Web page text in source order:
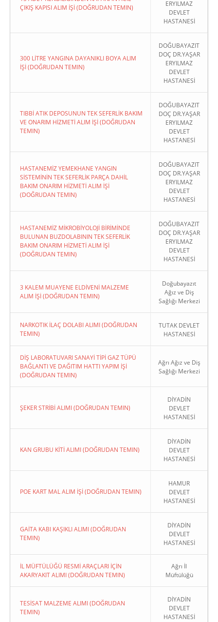
ÇIKIŞ KAPISI ALIM İŞİ (DOĞRUDAN TEMIN)
ERYILMAZ
DEVLET
HASTANESİ
300 LİTRE YANGINA DAYANIKLI BOYA ALIM
İŞİ (DOĞRUDAN TEMIN)
DOĞUBAYAZIT
DOÇ DR.YAŞAR
ERYILMAZ
DEVLET
HASTANESİ
TIBBİ ATIK DEPOSUNUN TEK SEFERLİK BAKIM
VE ONARIM HİZMETİ ALIM İŞİ (DOĞRUDAN
TEMIN)
DOĞUBAYAZIT
DOÇ DR.YAŞAR
ERYILMAZ
DEVLET
HASTANESİ
HASTANEMİZ YEMEKHANE YANGIN
SİSTEMİNİN TEK SEFERLİK PARÇA DAHİL
BAKIM ONARIM HİZMETİ ALIM İŞİ
(DOĞRUDAN TEMIN)
DOĞUBAYAZIT
DOÇ DR.YAŞAR
ERYILMAZ
DEVLET
HASTANESİ
HASTANEMİZ MİKROBİYOLOJİ BİRİMİNDE
BULUNAN BUZDOLABININ TEK SEFERLİK
BAKIM ONARIM HİZMETİ ALIM İŞİ
(DOĞRUDAN TEMIN)
DOĞUBAYAZIT
DOÇ DR.YAŞAR
ERYILMAZ
DEVLET
HASTANESİ
3 KALEM MUAYENE ELDİVENİ MALZEME
ALIM İŞİ (DOĞRUDAN TEMIN)
Doğubayazıt
Ağız ve Diş
Sağlığı Merkezi
NARKOTIK İLAÇ DOLABI ALIMI (DOĞRUDAN
TEMIN)
TUTAK DEVLET
HASTANESİ
DİŞ LABORATUVARI SANAYİ TİPİ GAZ TÜPÜ
BAĞLANTI VE DAĞITIM HATTI YAPIM İŞİ
(DOĞRUDAN TEMIN)
Ağrı Ağız ve Diş
Sağlığı Merkezi
ŞEKER STRİBİ ALIMI (DOĞRUDAN TEMIN)
DİYADİN
DEVLET
HASTANESİ
KAN GRUBU KİTİ ALIMI (DOĞRUDAN TEMIN)
DİYADİN
DEVLET
HASTANESİ
POE KART MAL ALIM İŞİ (DOĞRUDAN TEMIN)
HAMUR
DEVLET
HASTANESİ
GAİTA KABI KAŞIKLI ALIMI (DOĞRUDAN
TEMIN)
DİYADİN
DEVLET
HASTANESİ
İL MÜFTÜLÜĞÜ RESMİ ARAÇLARI İÇİN
AKARYAKIT ALIMI (DOĞRUDAN TEMIN)
Ağrı İl
Müftülüğü
TESİSAT MALZEME ALIMI (DOĞRUDAN
TEMIN)
DİYADİN
DEVLET
HASTANESİ